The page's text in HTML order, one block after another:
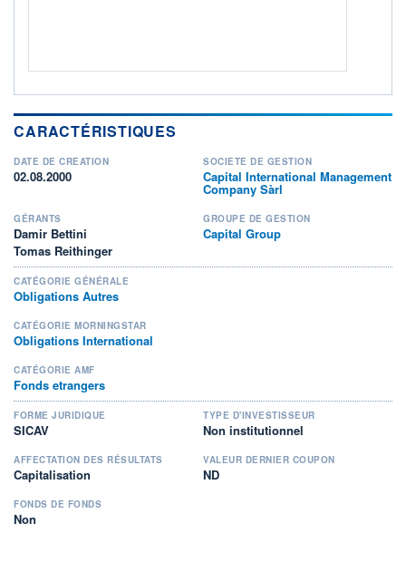
CARACTÉRISTIQUES
DATE DE CRÉATION
02.08.2000
SOCIÉTÉ DE GESTION
Capital International Management
Company Sàrl
GÉRANTS
Damir Bettini
Tomas Reithinger
GROUPE DE GESTION
Capital Group
CATÉGORIE GÉNÉRALE
Obligations Autres
CATÉGORIE MORNINGSTAR
Obligations International
CATÉGORIE AMF
Fonds etrangers
FORME JURIDIQUE
SICAV
TYPE D'INVESTISSEUR
Non institutionnel
AFFECTATION DES RÉSULTATS
Capitalisation
VALEUR DERNIER COUPON
ND
FONDS DE FONDS
Non